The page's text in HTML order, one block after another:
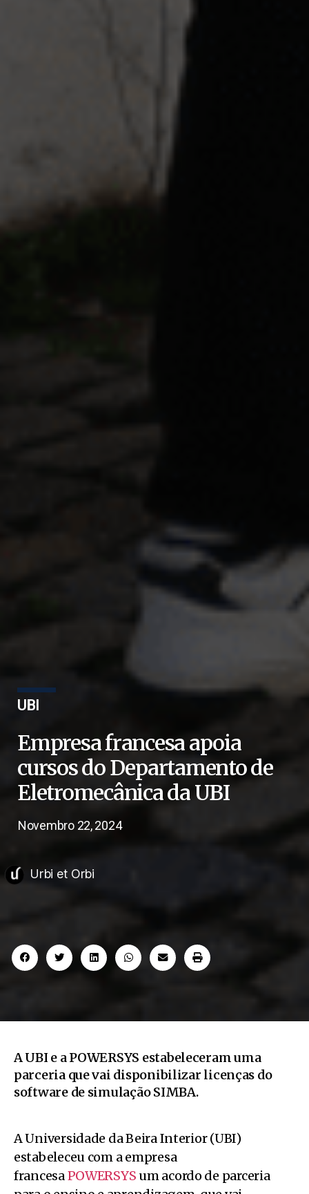
UBI
Empresa francesa apoia
cursos do Departamento de
Eletromecânica da UBI
Novembro 22, 2024
Urbi et Orbi
A UBI e a POWERSYS estabeleceram uma
parceria que vai disponibilizar licenças do
software de simulação SIMBA.
A Universidade da Beira Interior (UBI)
estabeleceu com a empresa
francesaPOWERSYS um acordo de parceria